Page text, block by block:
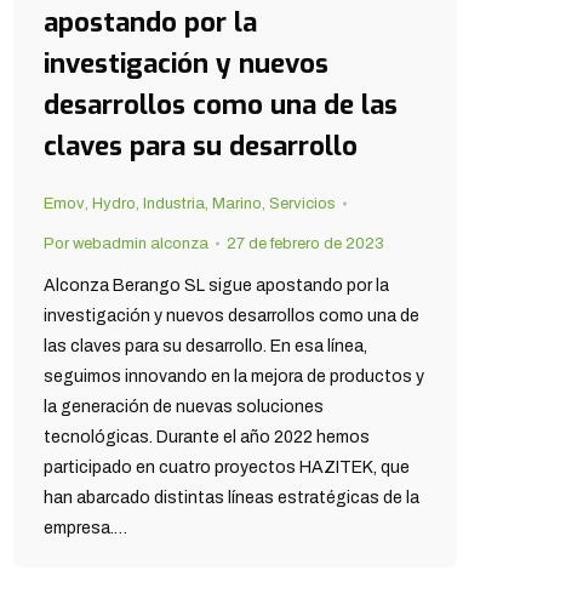
apostando por la
investigación y nuevos
desarrollos como una de las
claves para su desarrollo
Emov, Hydro, Industria, Marino, Servicios
Por webadmin alconza 27 de febrero de 2023
Alconza Berango SL sigue apostando por la
investigación y nuevos desarrollos como una de
las claves para su desarrollo. En esa línea,
seguimos innovando en la mejora de productos y
la generación de nuevas soluciones
tecnológicas. Durante el año 2022 hemos
participado en cuatro proyectos HAZITEK, que
han abarcado distintas líneas estratégicas de la
empresa.…